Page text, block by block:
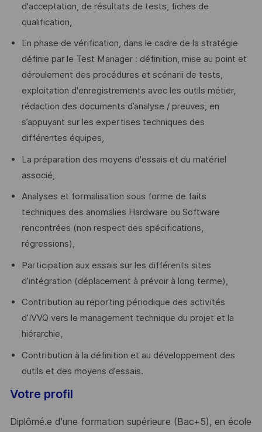
d'acceptation, de résultats de tests, fiches de
qualification,
En phase de vérification, dans le cadre de la stratégie
définie par le Test Manager : définition, mise au point et
déroulement des procédures et scénarii de tests,
exploitation d'enregistrements avec les outils métier,
rédaction des documents d’analyse / preuves, en
s’appuyant sur les expertises techniques des
différentes équipes,
La préparation des moyens d'essais et du matériel
associé,
Analyses et formalisation sous forme de faits
techniques des anomalies Hardware ou Software
rencontrées (non respect des spécifications,
régressions),
Participation aux essais sur les différents sites
d’intégration (déplacement à prévoir à long terme),
Contribution au reporting périodique des activités
d’IVVQ vers le management technique du projet et la
hiérarchie,
Contribution à la définition et au développement des
outils et des moyens d’essais.
Votre profil
Diplômé.e d'une formation supérieure (Bac+5), en école